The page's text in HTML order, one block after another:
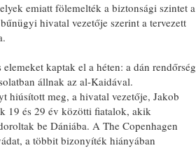
emiatt fölemelték a biztonsági szintet a
hivatal vezetője szerint a tervezett
kaptak el a héten: a dán rendőrség
állnak az al-Kaidával.
hiúsított meg, a hivatal vezetője, Jakob
19 és 29 év közötti fiatalok, akik
be Dániába. A The Copenhagen
a többit bizonyíték hiányában